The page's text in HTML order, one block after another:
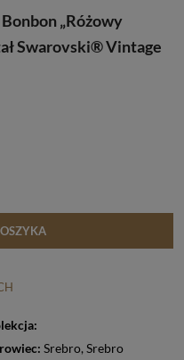
„Różowy
Swarovski® Vintage
Srebro,